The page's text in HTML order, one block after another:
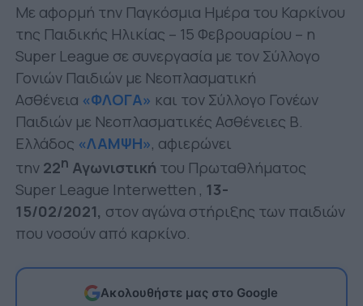
Με αφορμή την Παγκόσμια Ημέρα του Καρκίνου
της Παιδικής Ηλικίας – 15 Φεβρουαρίου – η
Super League σε συνεργασία με τον Σύλλογο
Γονιών Παιδιών με Νεοπλασματική
Ασθένεια «ΦΛΟΓΑ» και τον Σύλλογο Γονέων
Παιδιών με Νεοπλασματικές Ασθένειες Β.
Ελλάδος «ΛΑΜΨΗ», αφιερώνει
την22η Αγωνιστική του Πρωταθλήματος
Super League Interwetten , 13-
15/02/2021, στον αγώνα στήριξης των παιδιών
που νοσούν από καρκίνο.
Ακολουθήστε μας στο Google